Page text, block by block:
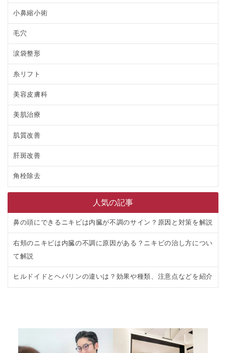
小鼻縮小術
毛穴
涙袋整形
糸リフト
美容皮膚科
美肌治療
肌質改善
肝斑改善
角栓除去
人気の記事
鼻の頭にできるニキビは内臓が不調のサイン？原因と対策を解説
右頬のニキビは内臓の不調に原因がある？ニキビの治し方につい
て解説
ヒルドイドとヘパリンの違いは？効果や種類、注意点などを紹介